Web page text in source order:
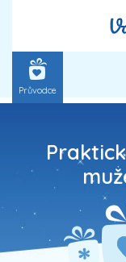
Průvodce